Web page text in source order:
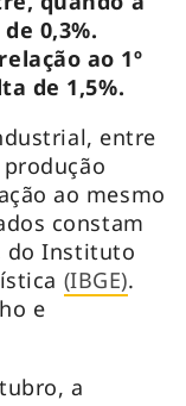
0,3%.
ao 1º
de 1,5%.
entre
ao mesmo
constam
do Instituto
(IBGE).
e
a